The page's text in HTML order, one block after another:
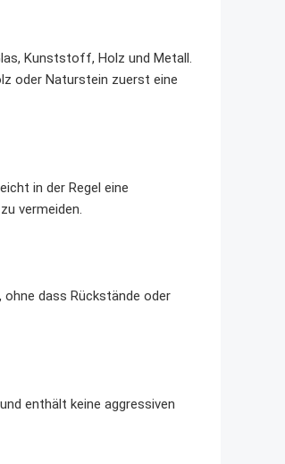
Kunststoff, Holz und Metall.
oder Naturstein zuerst eine
in der Regel eine
vermeiden.
dass Rückstände oder
enthält keine aggressiven